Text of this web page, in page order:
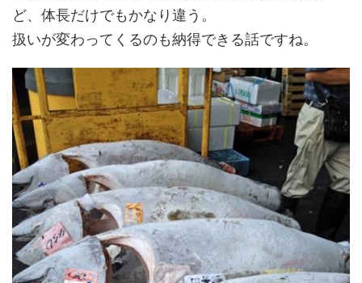
ど、体長だけでもかなり違う。
扱いが変わってくるのも納得できる話ですね。